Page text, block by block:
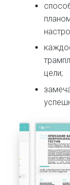
цели;